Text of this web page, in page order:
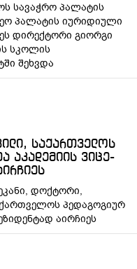
სავაჭრო პალატის
პალატის იურიდიული
დირექტორი გიორგი
სკოლის
შეხვდა
საქართველოს
აკადემიის ვიცე-
დოქტორი,
პედაგოგიურ
აირჩიეს